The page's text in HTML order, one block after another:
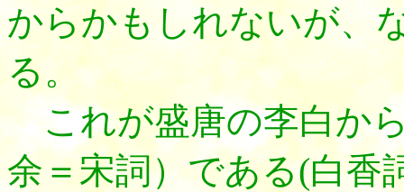
からかもしれないが、
る。
これが盛唐の李白か
余＝宋詞）である(白